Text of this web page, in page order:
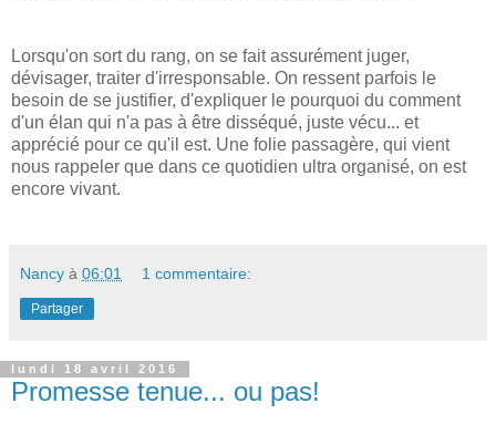
Lorsqu'on sort du rang, on se fait assurément juger,
dévisager, traiter d'irresponsable. On ressent parfois le
besoin de se justifier, d'expliquer le pourquoi du comment
d'un élan qui n'a pas à être disséqué, juste vécu... et
apprécié pour ce qu'il est. Une folie passagère, qui vient
nous rappeler que dans ce quotidien ultra organisé, on est
encore vivant.
Nancy à 06:01 1 commentaire:
Partager
lundi 18 avril 2016
Promesse tenue... ou pas!